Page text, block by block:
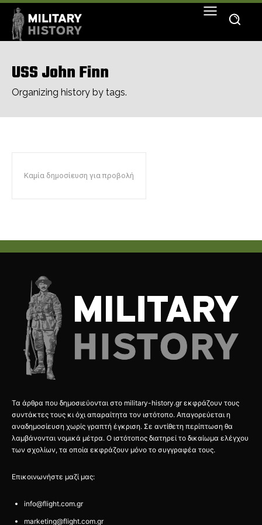
USS John Finn
Organizing history by tags.
Καμία δημοσίευση για προβολή
Τα άρθρα που δημοσιεύονται στο military-history.gr εκφράζουν τους
συντάκτες τους κι όχι απαραίτητα τον ιστότοπο. Απαγορεύεται η
αναδημοσίευση χωρίς γραπτή έγκριση. Σε αντίθετη περίπτωση θα
λαμβάνονται νομικά μέτρα. Ο ιστότοπος διατηρεί το δικαίωμα ελέγχου
των σχολίων, τα οποία εκφράζουν μόνο το συγγραφέα τους.
Επικοινωνήστε μαζί μας:
info@flight.com.gr
marketing@flight.com.gr